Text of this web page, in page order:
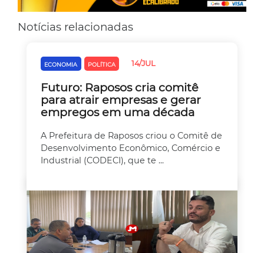
Notícias relacionadas
ECONOMIA POLÍTICA 14/JUL
Futuro: Raposos cria comitê
para atrair empresas e gerar
empregos em uma década
A Prefeitura de Raposos criou o Comitê de
Desenvolvimento Econômico, Comércio e
Industrial (CODECI), que te ...